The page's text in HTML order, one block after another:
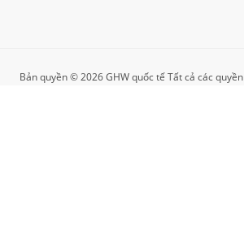
Bản quyền ©2026GHW quốc tế Tất cả các quyền